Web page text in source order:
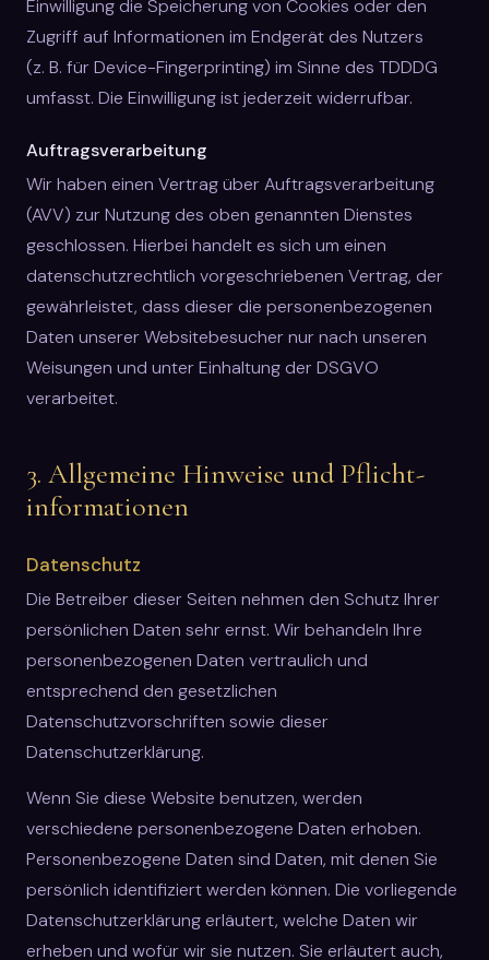
Einwilligung die Speicherung von Cookies oder den
Zugriff auf Informationen im Endgerät des Nutzers
(z. B. für Device-Fingerprinting) im Sinne des TDDDG
umfasst. Die Einwilligung ist jederzeit widerrufbar.
Auftragsverarbeitung
Wir haben einen Vertrag über Auftragsverarbeitung
(AVV) zur Nutzung des oben genannten Dienstes
geschlossen. Hierbei handelt es sich um einen
datenschutzrechtlich vorgeschriebenen Vertrag, der
gewährleistet, dass dieser die personenbezogenen
Daten unserer Websitebesucher nur nach unseren
Weisungen und unter Einhaltung der DSGVO
verarbeitet.
3. Allgemeine Hinweise und Pflicht­
informationen
Datenschutz
Die Betreiber dieser Seiten nehmen den Schutz Ihrer
persönlichen Daten sehr ernst. Wir behandeln Ihre
personenbezogenen Daten vertraulich und
entsprechend den gesetzlichen
Datenschutzvorschriften sowie dieser
Datenschutzerklärung.
Wenn Sie diese Website benutzen, werden
verschiedene personenbezogene Daten erhoben.
Personenbezogene Daten sind Daten, mit denen Sie
persönlich identifiziert werden können. Die vorliegende
Datenschutzerklärung erläutert, welche Daten wir
erheben und wofür wir sie nutzen. Sie erläutert auch,